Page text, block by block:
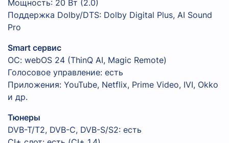
Мощность: 20 Вт (2.0)
Поддержка Dolby/DTS: Dolby Digital Plus, AI Sound
Pro
Smart сервис
ОС: webOS 24 (ThinQ AI, Magic Remote)
Голосовое управление: есть
Приложения: YouTube, Netflix, Prime Video, IVI, Okko
и др.
Тюнеры
DVB-T/T2, DVB-C, DVB-S/S2: есть